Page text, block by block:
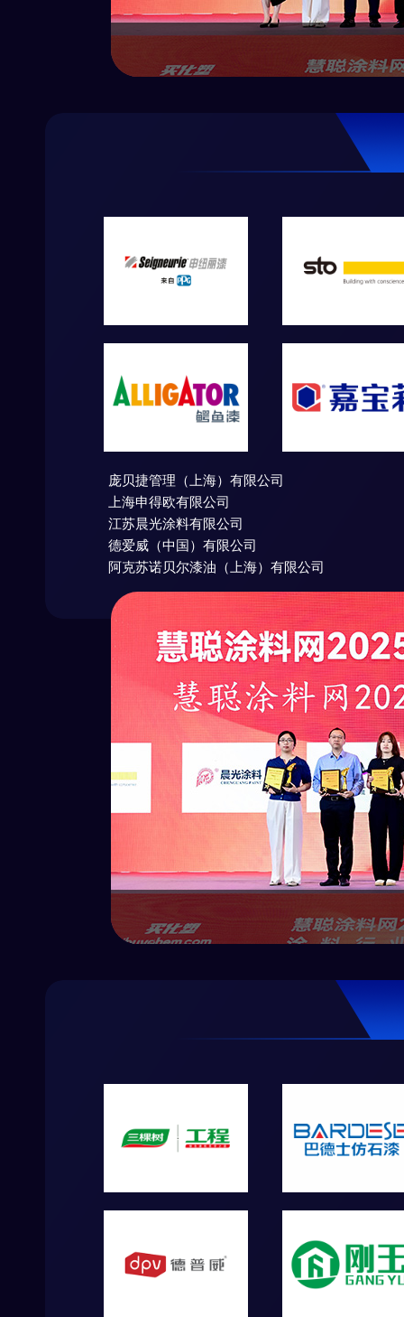
背后，是
光阴，悬
庞贝捷管理（上海）有限公司
上海申得欧有限公司
江苏晨光涂料有限公司
德爱威（中国）有限公司
阿克苏诺贝尔漆油（上海）有限公司
同城市，
创新不止
不懈追求